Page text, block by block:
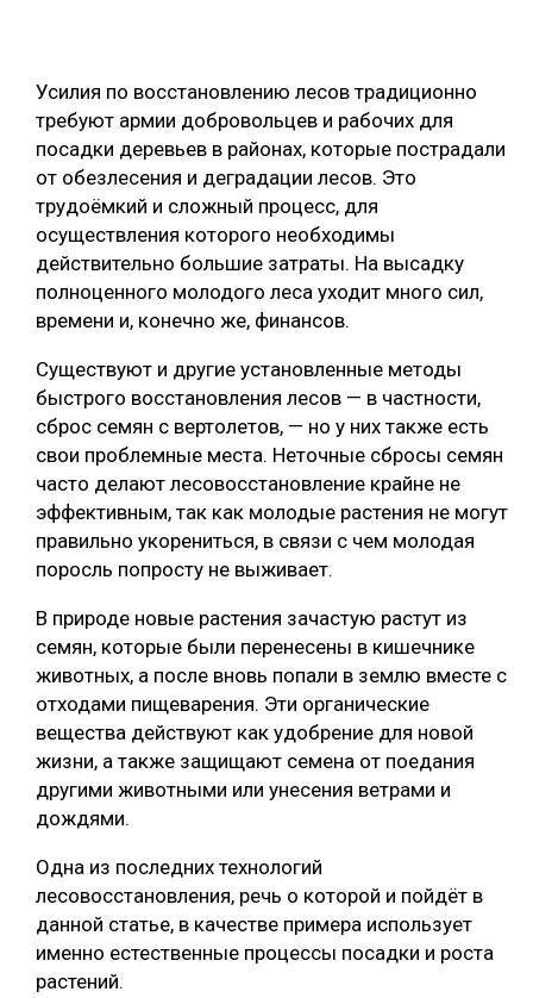
Усилия по восстановлению лесов традиционно
требуют армии добровольцев и рабочих для
посадки деревьев в районах, которые пострадали
от обезлесения и деградации лесов. Это
трудоёмкий и сложный процесс, для
осуществления которого необходимы
действительно большие затраты. На высадку
полноценного молодого леса уходит много сил,
времени и, конечно же, финансов.
Существуют и другие установленные методы
быстрого восстановления лесов — в частности,
сброс семян с вертолетов, — но у них также есть
свои проблемные места. Неточные сбросы семян
часто делают лесовосстановление крайне не
эффективным, так как молодые растения не могут
правильно укорениться, в связи с чем молодая
поросль попросту не выживает.
В природе новые растения зачастую растут из
семян, которые были перенесены в кишечнике
животных, а после вновь попали в землю вместе с
отходами пищеварения. Эти органические
вещества действуют как удобрение для новой
жизни, а также защищают семена от поедания
другими животными или унесения ветрами и
дождями.
Одна из последних технологий
лесовосстановления, речь о которой и пойдёт в
данной статье, в качестве примера использует
именно естественные процессы посадки и роста
растений.